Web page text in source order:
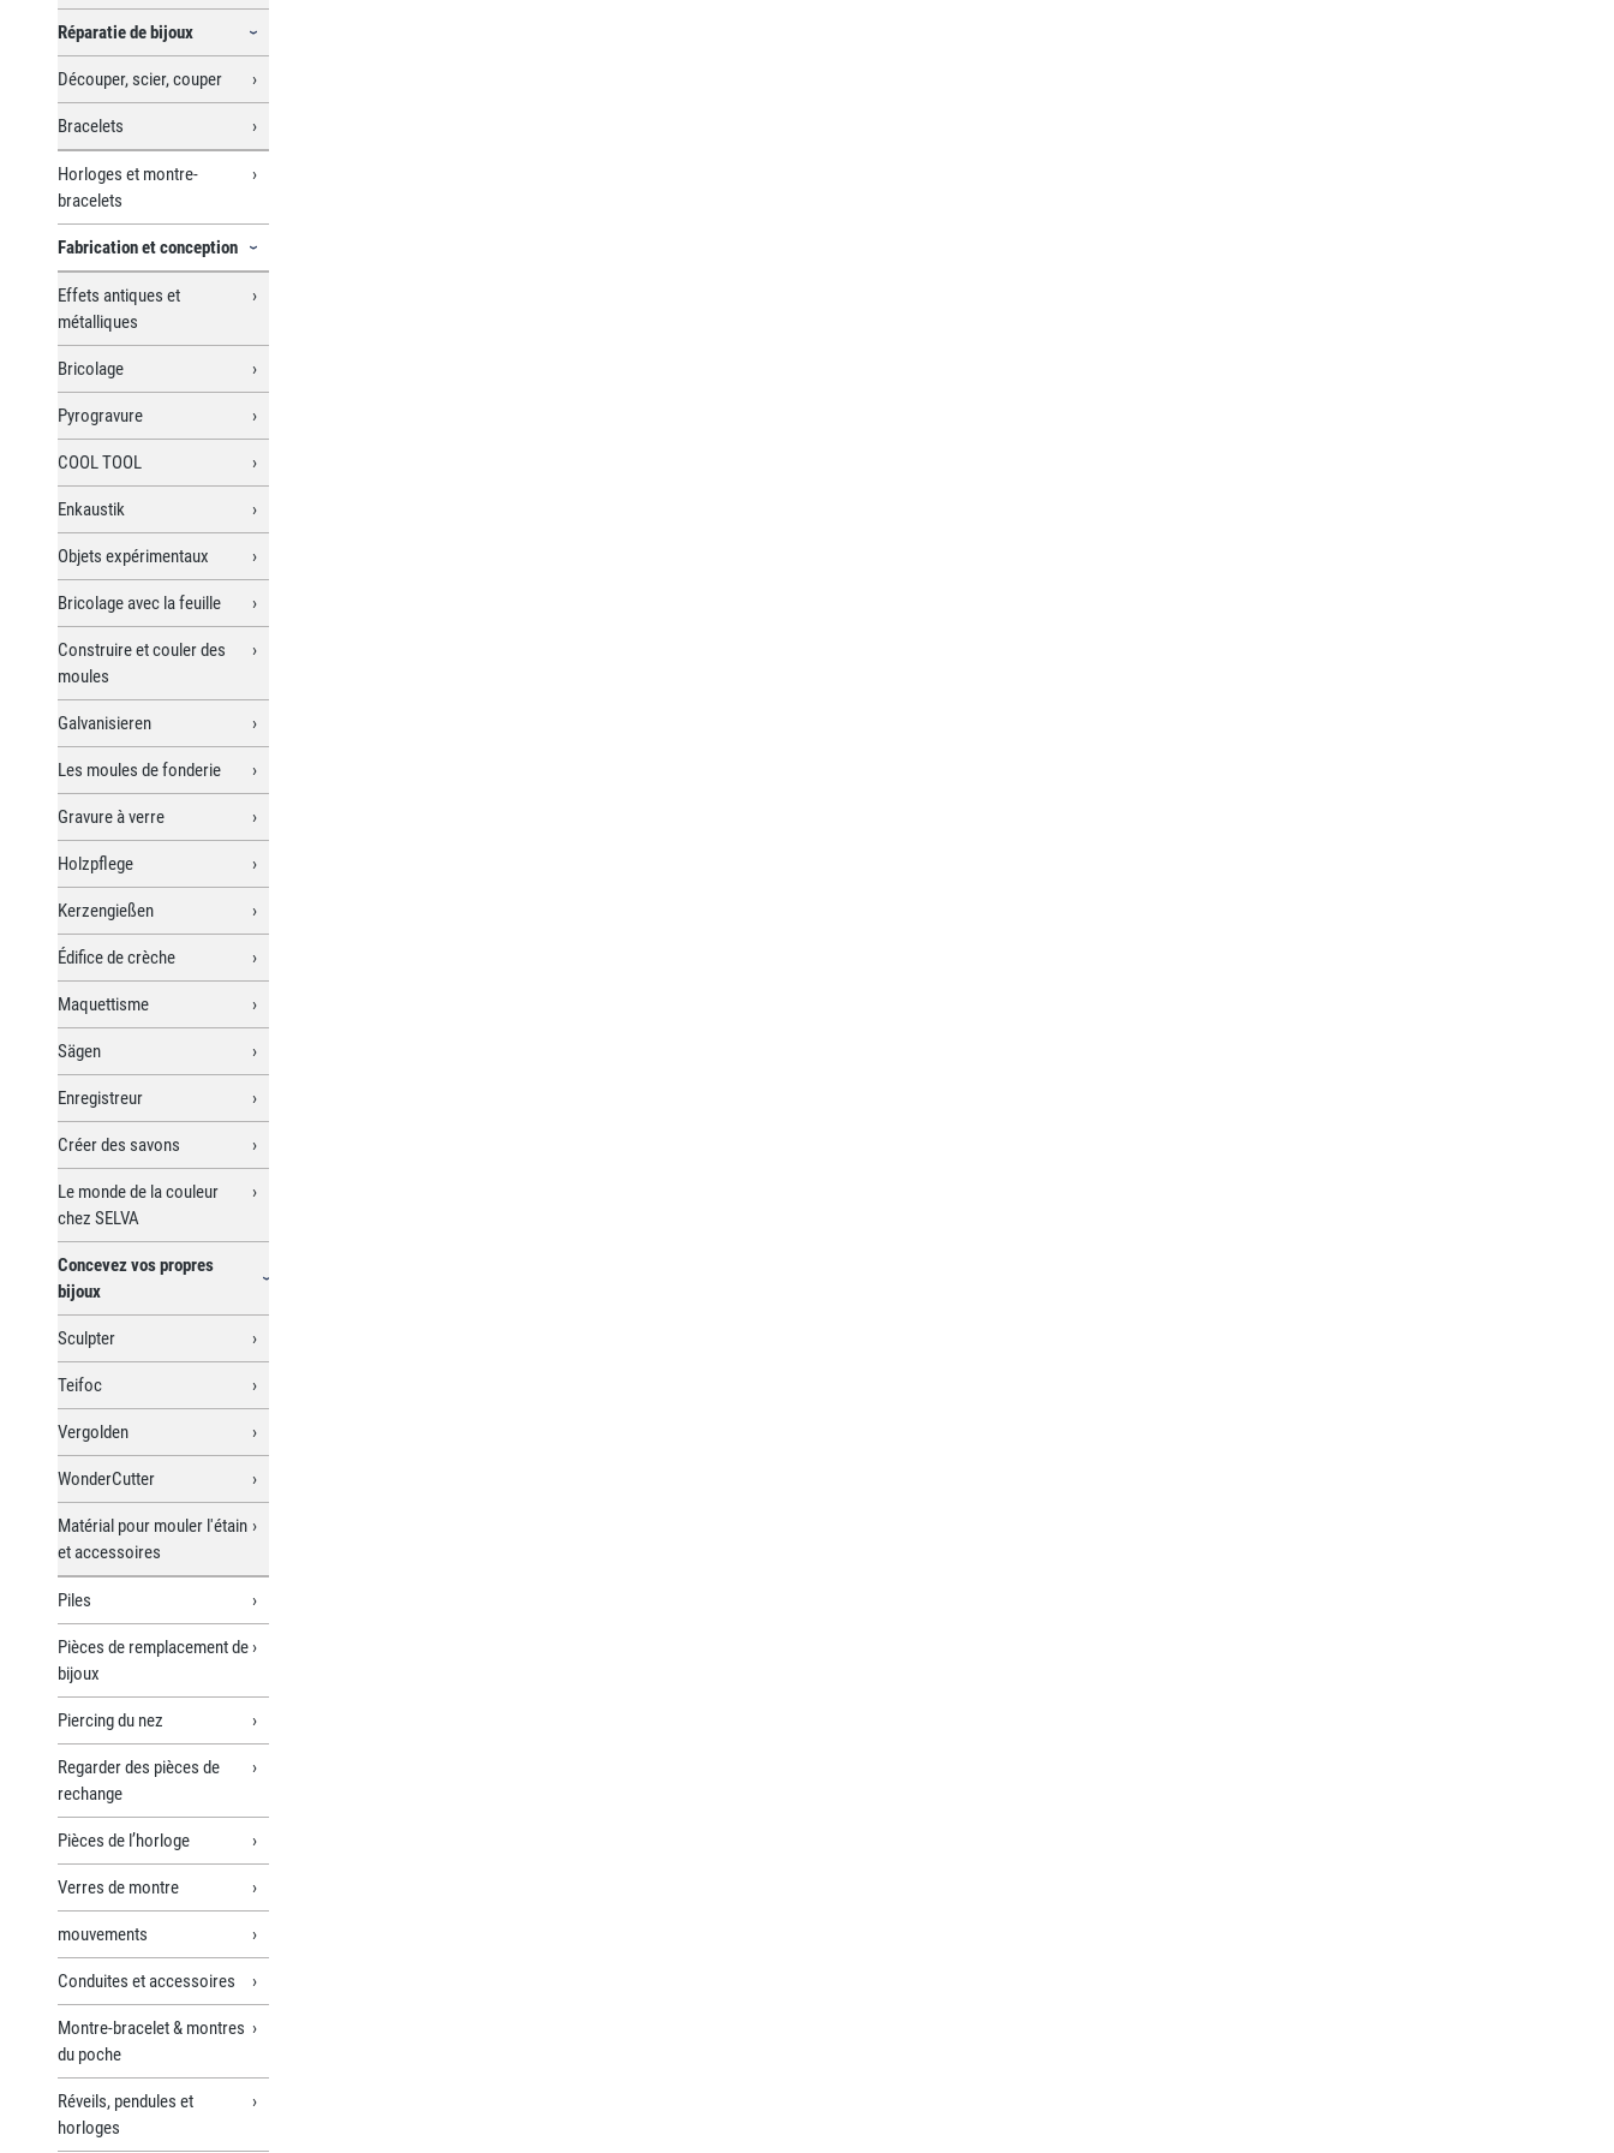
Réparatie de bijoux
Découper, scier, couper
Bracelets
Horloges et montre-
bracelets
Fabrication et conception
Effets antiques et
métalliques
Bricolage
Pyrogravure
COOL TOOL
Enkaustik
Objets expérimentaux
Bricolage avec la feuille
Construire et couler des
moules
Galvanisieren
Les moules de fonderie
Gravure à verre
Holzpflege
Kerzengießen
Édifice de crèche
Maquettisme
Sägen
Enregistreur
Créer des savons
Le monde de la couleur
chez SELVA
Concevez vos propres
bijoux
Sculpter
Teifoc
Vergolden
WonderCutter
Matérial pour mouler l'étain
et accessoires
Piles
Pièces de remplacement de
bijoux
Piercing du nez
Regarder des pièces de
rechange
Pièces de l’horloge
Verres de montre
mouvements
Conduites et accessoires
Montre-bracelet & montres
du poche
Réveils, pendules et
horloges